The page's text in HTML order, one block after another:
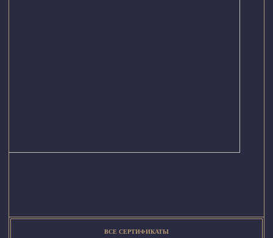
ВСЕ СЕРТИФИКАТЫ